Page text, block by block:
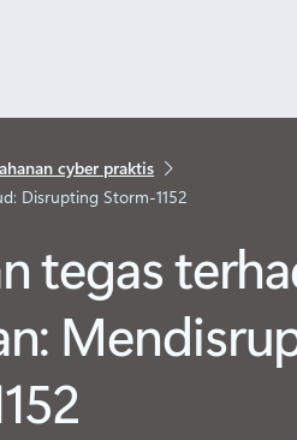
cyber praktis
Disrupting Storm-1152
tegas